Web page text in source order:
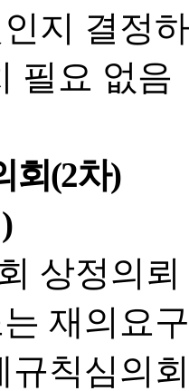
지 결정
필요 없음
회(2차)
상정의
재의요
규칙심의